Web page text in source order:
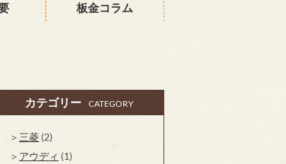
板金コラム
カテゴリー CATEGORY
三菱 (2)
アウディ (1)